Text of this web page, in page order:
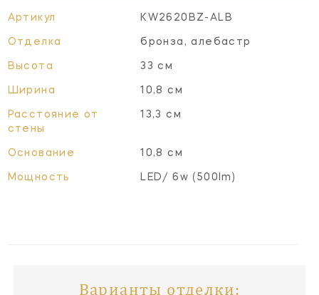
Артикул KW2620BZ-ALB
Отделка бронза, алебастр
Высота 33 см
Ширина 10,8 см
Расстояние от
стены
13,3 см
Основание 10,8 см
Мощность LED/ 6w (500lm)
Варианты отделки: